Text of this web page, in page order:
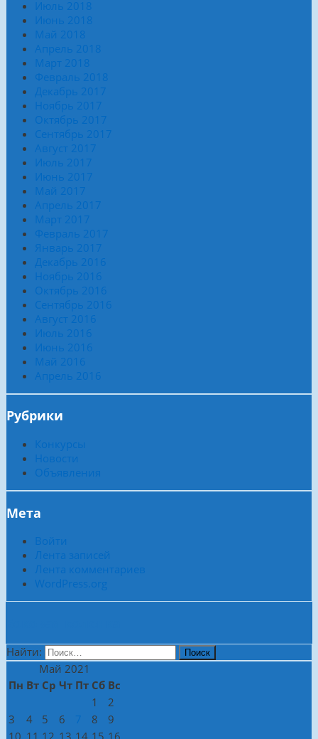
Июль 2018
Июнь 2018
Май 2018
Апрель 2018
Март 2018
Февраль 2018
Декабрь 2017
Ноябрь 2017
Октябрь 2017
Сентябрь 2017
Август 2017
Июль 2017
Июнь 2017
Май 2017
Апрель 2017
Март 2017
Февраль 2017
Январь 2017
Декабрь 2016
Ноябрь 2016
Октябрь 2016
Сентябрь 2016
Август 2016
Июль 2016
Июнь 2016
Май 2016
Апрель 2016
Рубрики
Конкурсы
Новости
Объявления
Мета
Войти
Лента записей
Лента комментариев
WordPress.org
Найти:
Май 2021
Пн Вт Ср Чт Пт Сб Вс
1
2
3
4 5 6 7 8
9